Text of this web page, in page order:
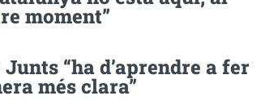
moment”
“ha d’aprendre a fer
més clara”